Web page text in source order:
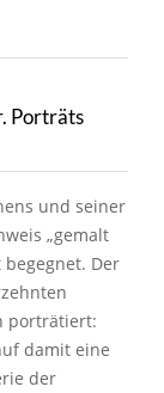
Porträts
und seiner
„gemalt
begegnet. Der
porträtiert:
damit eine
der